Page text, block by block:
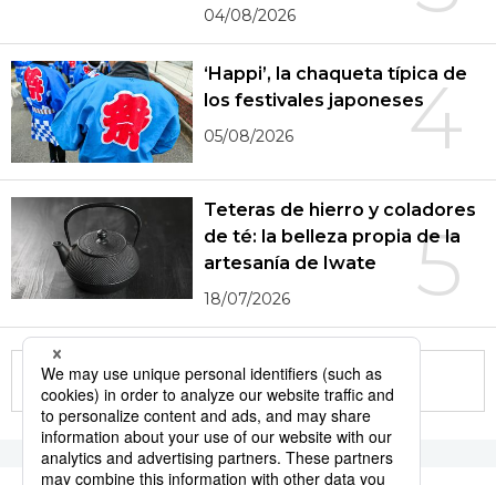
04/08/2026
4
‘Happi’, la chaqueta típica de
los festivales japoneses
05/08/2026
5
Teteras de hierro y coladores
de té: la belleza propia de la
artesanía de Iwate
18/07/2026
More in this series